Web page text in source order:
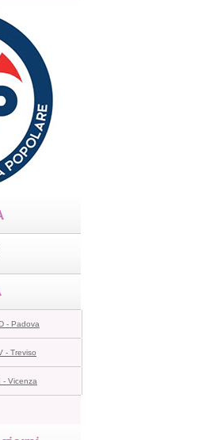
- Padova
- Treviso
- Vicenza